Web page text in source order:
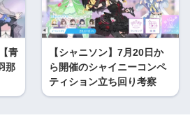
青
那
【シャニソン】7月20日か
ら開催のシャイニーコンペ
ティション立ち回り考察